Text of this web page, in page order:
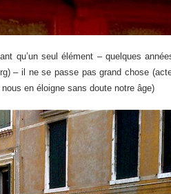
qu’un seul élément – quelques
– il ne se passe pas grand chose
en éloigne sans doute notre âge)